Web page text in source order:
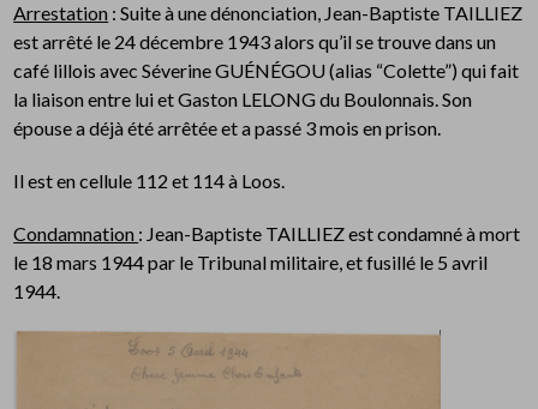
Arrestation : Suite à une dénonciation, Jean-Baptiste TAILLIEZ
est arrêté le 24 décembre 1943 alors qu’il se trouve dans un
café lillois avec Séverine GUÉNÉGOU (alias “Colette”) qui fait
la liaison entre lui et Gaston LELONG du Boulonnais. Son
épouse a déjà été arrêtée et a passé 3 mois en prison.
Il est en cellule 112 et 114 à Loos.
Condamnation : Jean-Baptiste TAILLIEZ est condamné à mort
le 18 mars 1944 par le Tribunal militaire, et fusillé le 5 avril
1944.